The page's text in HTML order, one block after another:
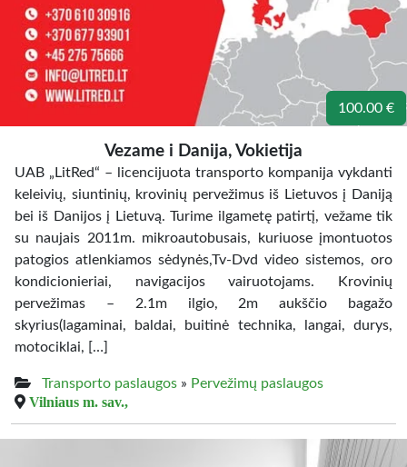
100.00 €
Vezame i Danija, Vokietija
UAB „LitRed“ – licencijuota transporto kompanija vykdanti
keleivių, siuntinių, krovinių pervežimus iš Lietuvos į Daniją
bei iš Danijos į Lietuvą. Turime ilgametę patirtį, vežame tik
su naujais 2011m. mikroautobusais, kuriuose įmontuotos
patogios atlenkiamos sėdynės,Tv-Dvd video sistemos, oro
kondicionieriai, navigacijos vairuotojams. Krovinių
pervežimas – 2.1m ilgio, 2m aukščio bagažo
skyrius(lagaminai, baldai, buitinė technika, langai, durys,
motociklai, […]
Transporto paslaugos » Pervežimų paslaugos
Vilniaus m. sav.,